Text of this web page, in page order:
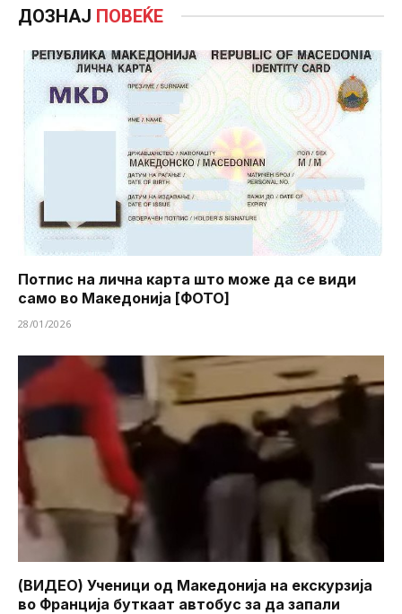
ДОЗНАЈ ПОВЕЌЕ
Потпис на лична карта што може да се види
само во Македонија [ФОТО]
28/01/2026
(ВИДЕО) Ученици од Македонија на екскурзија
во Франција буткаат автобус за да запали